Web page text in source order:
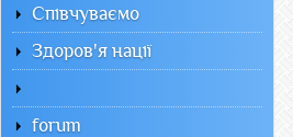
Співчуваємо
Здоров'я нації
forum